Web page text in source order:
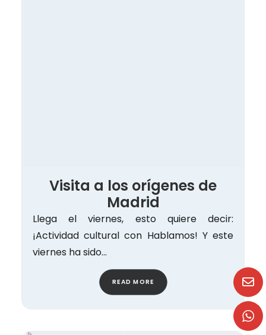
Visita a los orígenes de
Madrid
Llega el viernes, esto quiere decir:
¡Actividad cultural con Hablamos! Y este
viernes ha sido…
READ MORE